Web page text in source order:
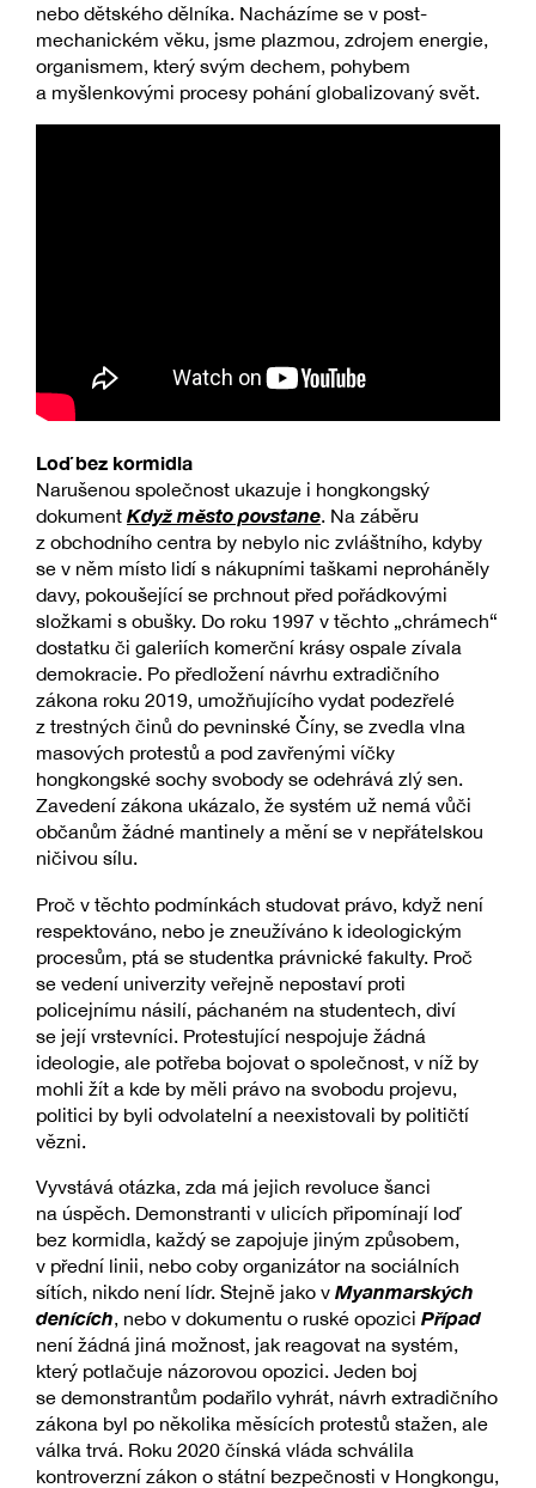
nebo dětského dělníka. Nacházíme se v post-
mechanickém věku, jsme plazmou, zdrojem energie,
organismem, který svým dechem, pohybem
a myšlenkovými procesy pohání globalizovaný svět.
Loď bez kormidla
Narušenou společnost ukazuje i hongkongský
dokument Když město povstane. Na záběru
z obchodního centra by nebylo nic zvláštního, kdyby
se v něm místo lidí s nákupními taškami neproháněly
davy, pokoušející se prchnout před pořádkovými
složkami s obušky. Do roku 1997 v těchto „chrámech“
dostatku či galeriích komerční krásy ospale zívala
demokracie. Po předložení návrhu extradičního
zákona roku 2019, umožňujícího vydat podezřelé
z trestných činů do pevninské Číny, se zvedla vlna
masových protestů a pod zavřenými víčky
hongkongské sochy svobody se odehrává zlý sen.
Zavedení zákona ukázalo, že systém už nemá vůči
občanům žádné mantinely a mění se v nepřátelskou
ničivou sílu.
Proč v těchto podmínkách studovat právo, když není
respektováno, nebo je zneužíváno k ideologickým
procesům, ptá se studentka právnické fakulty. Proč
se vedení univerzity veřejně nepostaví proti
policejnímu násilí, páchaném na studentech, diví
se její vrstevníci. Protestující nespojuje žádná
ideologie, ale potřeba bojovat o společnost, v níž by
mohli žít a kde by měli právo na svobodu projevu,
politici by byli odvolatelní a neexistovali by političtí
vězni.
Vyvstává otázka, zda má jejich revoluce šanci
na úspěch. Demonstranti v ulicích připomínají loď
bez kormidla, každý se zapojuje jiným způsobem,
v přední linii, nebo coby organizátor na sociálních
sítích, nikdo není lídr. Stejně jako v Myanmarských
denících , nebo v dokumentu o ruské opozici Případ
není žádná jiná možnost, jak reagovat na systém,
který potlačuje názorovou opozici. Jeden boj
se demonstrantům podařilo vyhrát, návrh extradičního
zákona byl po několika měsících protestů stažen, ale
válka trvá. Roku 2020 čínská vláda schválila
kontroverzní zákon o státní bezpečnosti v Hongkongu,